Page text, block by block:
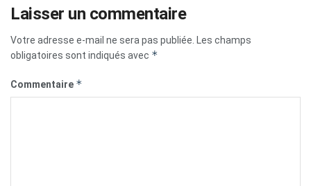
Laisser un commentaire
Votre adresse e-mail ne sera pas publiée. Les champs
obligatoires sont indiqués avec *
Commentaire *